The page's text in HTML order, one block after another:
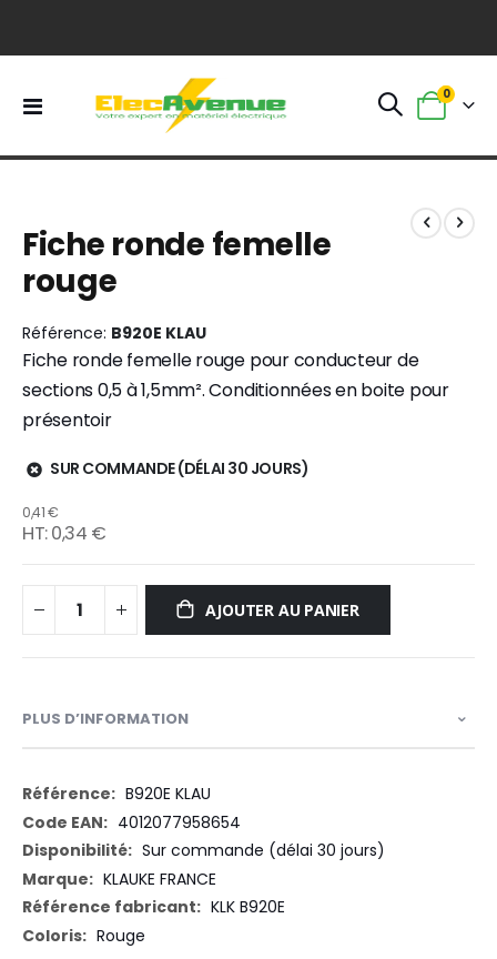
Basculer
Panier
0
the
end
of
images
gallery
the
beginning
of
images
gallery
Fiche ronde femelle
rouge
Référence B920E KLAU
Fiche ronde femelle rouge pour conducteur de
sections 0,5 à 1,5mm². Conditionnées en boite pour
présentoir
SUR COMMANDE (DÉLAI 30 JOURS)
0,41 €
0,34 €
AJOUTER AU PANIER
PLUS D’INFORMATION
Plus
d’information
B920E KLAU
4012077958654
Sur commande (délai 30 jours)
KLAUKE FRANCE
KLK B920E
Rouge